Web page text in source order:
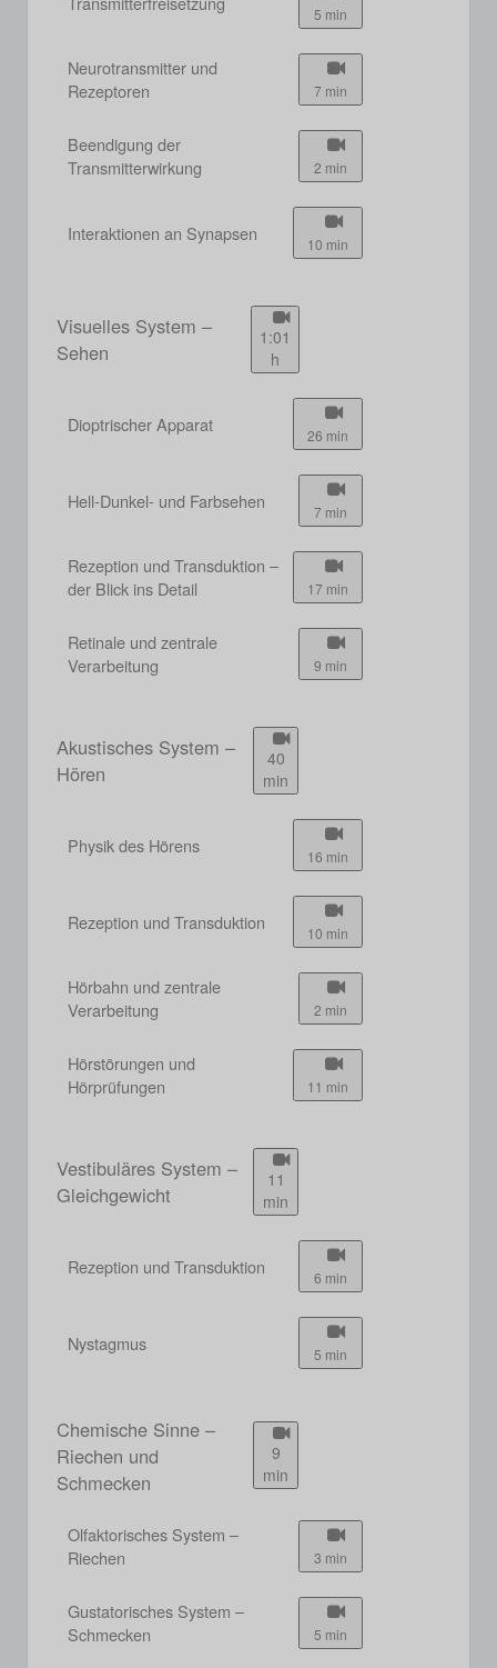
5 min
Neurotransmitter und
Rezeptoren
7 min
Beendigung der
Transmitterwirkung
2 min
Interaktionen an Synapsen 10 min
Visuelles System –
Sehen
1:01
h
Dioptrischer Apparat 26 min
Hell-Dunkel- und Farbsehen 7 min
Rezeption und Transduktion –
der Blick ins Detail
17 min
Retinale und zentrale
Verarbeitung
9 min
Akustisches System –
Hören
40
min
Physik des Hörens 16 min
Rezeption und Transduktion 10 min
Hörbahn und zentrale
Verarbeitung
2 min
Hörstörungen und
Hörprüfungen
11 min
Vestibuläres System –
Gleichgewicht
11
min
Rezeption und Transduktion 6 min
Nystagmus 5 min
Chemische Sinne –
Riechen und
Schmecken
9
min
Olfaktorisches System –
Riechen
3 min
Gustatorisches System –
Schmecken
5 min